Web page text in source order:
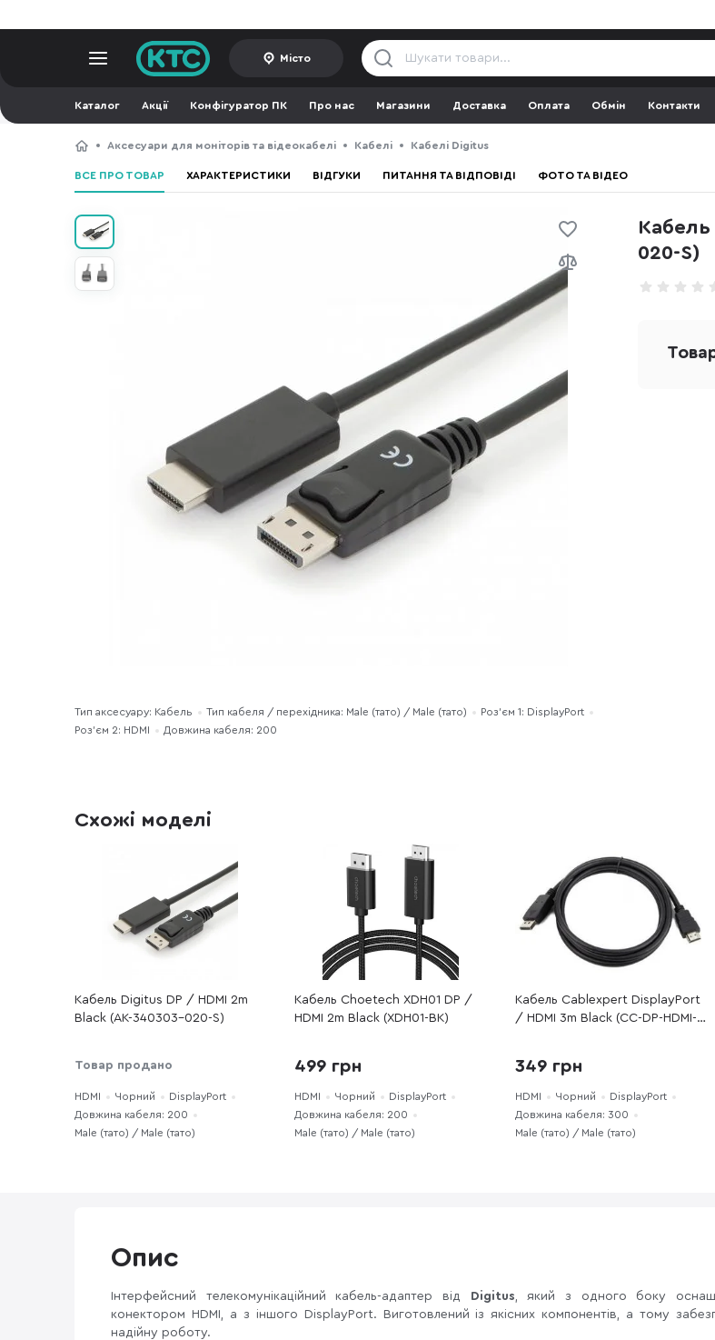
Місто
Каталог Акції Конфігуратор ПК Про нас Магазини Доставка Оплата Обмін Контакти
Аксесуари для моніторів та відеокабелі Кабелі Кабелі Digitus
ВСЕ ПРО ТОВАР ХАРАКТЕРИСТИКИ ВІДГУКИ ПИТАННЯ ТА ВІДПОВІДІ ФОТО ТА ВІДЕО
Кабель
020-S)
Тип аксесуару: Кабель Тип кабеля / перехідника: Male (тато) / Male (тато)
Роз'єм 1: DisplayPort
Роз'єм 2: HDMI
Довжина кабеля: 200
Схожі моделі
Кабель Digitus DP / HDMI 2m
Black (AK-340303-020-S)
Товар продано
HDMI Чорний
DisplayPort
Довжина кабеля: 200
Male (тато) / Male (тато)
Кабель Choetech XDH01 DP /
HDMI 2m Black (XDH01-BK)
499 грн
HDMI Чорний
DisplayPort
Довжина кабеля: 200
Male (тато) / Male (тато)
Кабель Cablexpert DisplayPort
/ HDMI 3m Black (CC-DP-HDMI-
349 грн
HDMI Чорний
DisplayPort
Довжина кабеля: 300
Male (тато) / Male (тато)
Опис
Інтерфейсний телекомунікаційний кабель-адаптер від Digitus, який з одного боку
конектором HDMI, а з іншого DisplayPort. Виготовлений із якісних компонентів, а тому
надійну роботу.